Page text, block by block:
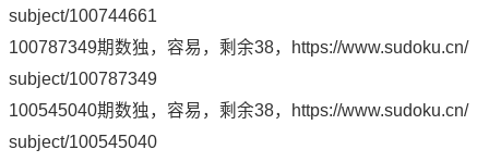
subject/100744661
100787349期数独，容易，剩余38，
https://www.sudoku.cn/
subject/100787349
100545040期数独，容易，剩余38，
https://www.sudoku.cn/
subject/100545040